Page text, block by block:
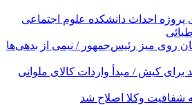
درصدی پروژه احداث دانشکده علوم اجتماعی
روی میز رئیس‌جمهور / نیمی از بدهی‌ها
برای کیش / مبدأ واردات کالای ملوانی
شفافیت وکلا اصلاح شد